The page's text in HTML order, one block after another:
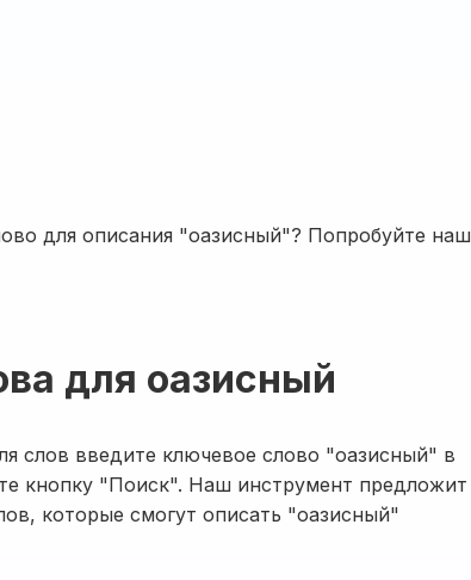
для описания "оазисный"? Попробуйте наш
для оазисный
слов введите ключевое слово "оазисный" в
кнопку "Поиск". Наш инструмент предложит
которые смогут описать "оазисный"